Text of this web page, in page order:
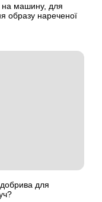
на машину, для
образу нареченої
для